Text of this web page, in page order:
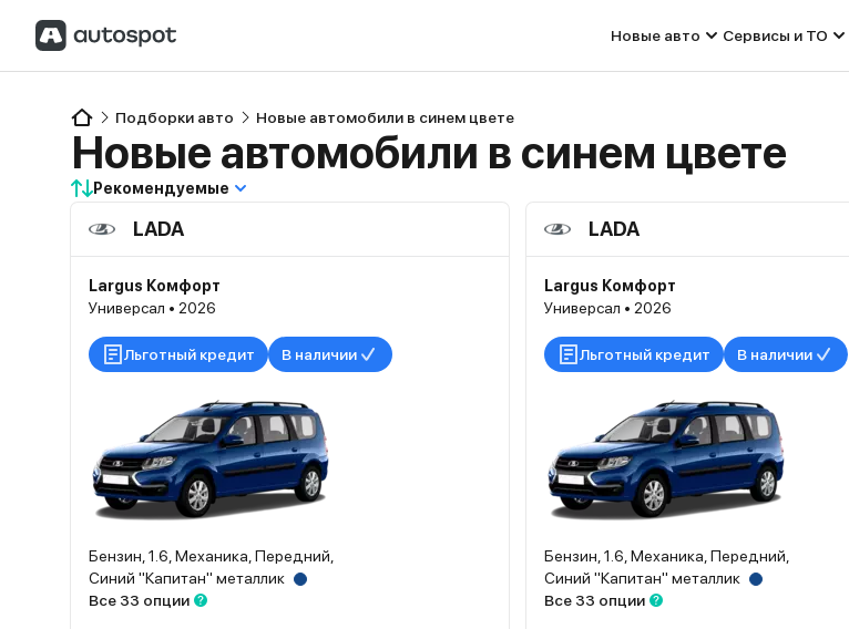
Новые авто Сервисы и ТО
Подборки авто Новые автомобили в синем цвете
Новые автомобили в синем цвете
Рекомендуемые
LADA
Largus Комфорт
Универсал • 2026
Льготный кредит В наличии
Бензин, 1.6, Механика, Передний,
Синий "Капитан" металлик
Все 33 опции
LADA
Largus Комфорт
Универсал • 2026
Льготный кредит В наличии
Бензин, 1.6, Механика, Передний,
Синий "Капитан" металлик
Все 33 опции